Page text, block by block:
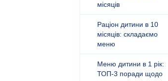
місяців
Раціон дитини в 10
місяців: складаємо
меню
Меню дитини в 1 рік:
ТОП-3 поради щодо